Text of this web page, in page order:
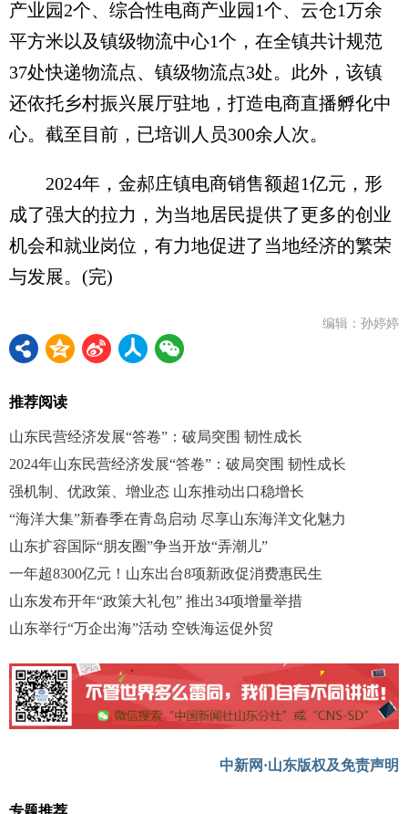
产业园2个、综合性电商产业园1个、云仓1万余
平方米以及镇级物流中心1个，在全镇共计规范
37处快递物流点、镇级物流点3处。此外，该镇
还依托乡村振兴展厅驻地，打造电商直播孵化中
心。截至目前，已培训人员300余人次。
2024年，金郝庄镇电商销售额超1亿元，形
成了强大的拉力，为当地居民提供了更多的创业
机会和就业岗位，有力地促进了当地经济的繁荣
与发展。(完)
编辑：孙婷婷
推荐阅读
山东民营经济发展“答卷”：破局突围 韧性成长
2024年山东民营经济发展“答卷”：破局突围 韧性成长
强机制、优政策、增业态 山东推动出口稳增长
“海洋大集”新春季在青岛启动 尽享山东海洋文化魅力
山东扩容国际“朋友圈”争当开放“弄潮儿”
一年超8300亿元！山东出台8项新政促消费惠民生
山东发布开年“政策大礼包” 推出34项增量举措
山东举行“万企出海”活动 空铁海运促外贸
中新网·山东版权及免责声明
专题推荐